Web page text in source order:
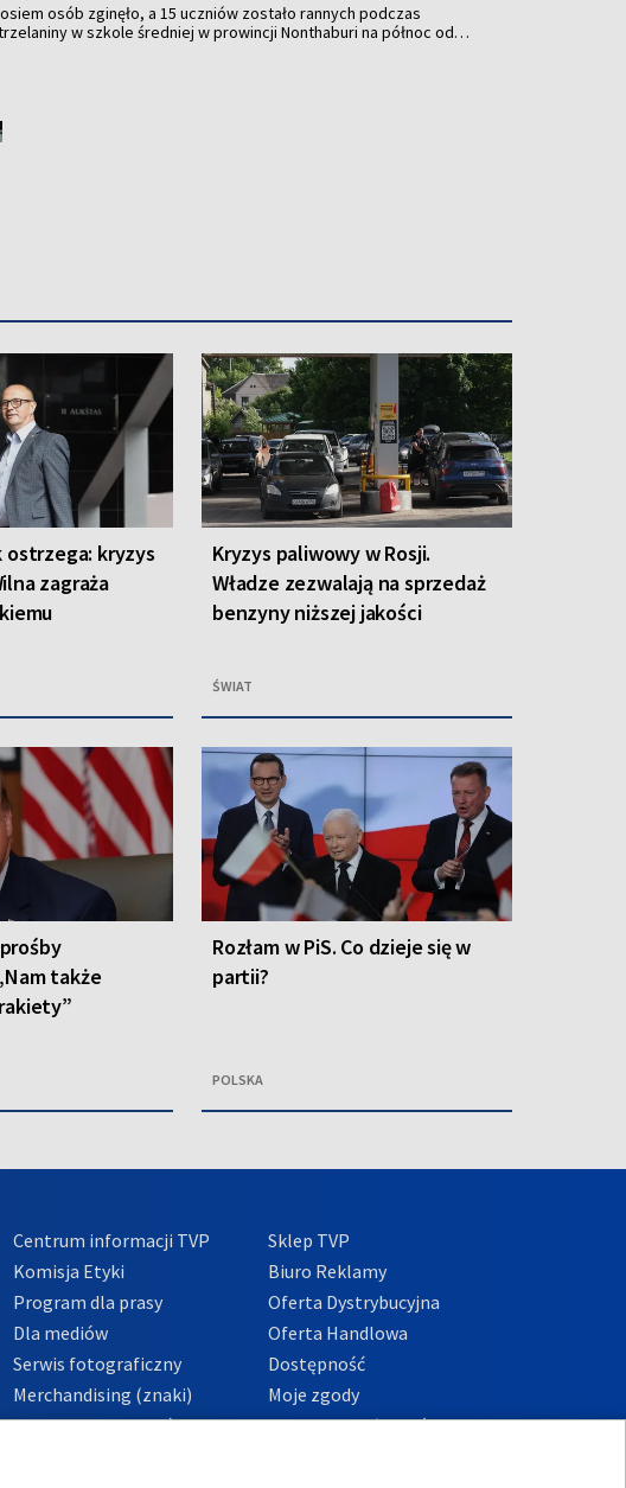
osób zginęło, a 15 uczniów zostało rannych podczas
w szkole średniej w prowincji Nonthaburi na północ od
należącym do dziadka.
ostrzega: kryzys
zagraża
Kryzys paliwowy w Rosji.
Władze zezwalają na sprzedaż
benzyny niższej jakości
ŚWIAT
także
Rozłam w PiS. Co dzieje się w
partii?
POLSKA
Centrum informacji TVP
Komisja Etyki
Program dla prasy
Dla mediów
Serwis fotograficzny
Merchandising (znaki)
Polityka Prywatności
Sklep TVP
Biuro Reklamy
Oferta Dystrybucyjna
Oferta Handlowa
Dostępność
Moje zgody
Procedura zgłoszeń